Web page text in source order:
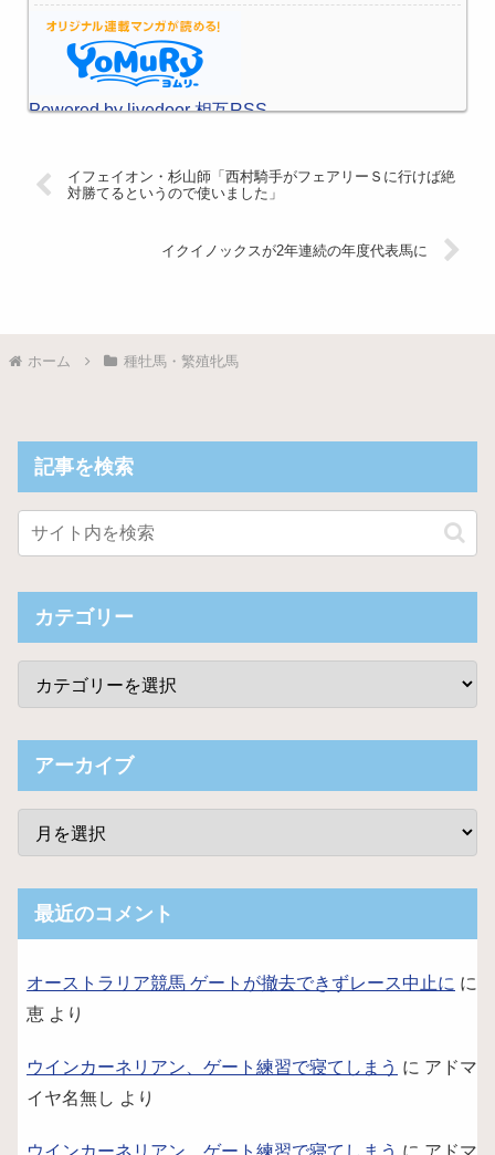
Powered by livedoor 相互RSS
イフェイオン・杉山師「西村騎手がフェアリーＳに行けば絶
対勝てるというので使いました」
イクイノックスが2年連続の年度代表馬に
ホーム 種牡馬・繁殖牝馬
記事を検索
カテゴリー
アーカイブ
最近のコメント
オーストラリア競馬 ゲートが撤去できずレース中止に に
恵 より
ウインカーネリアン、ゲート練習で寝てしまう に アドマ
イヤ名無し より
ウインカーネリアン、ゲート練習で寝てしまう に アドマ